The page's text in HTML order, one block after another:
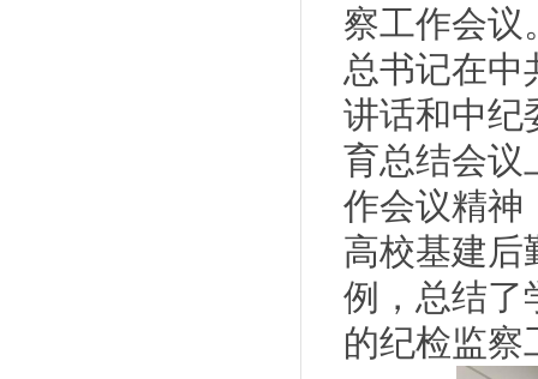
察工作会议
总书记在中
讲话和中纪
育总结会议
作会议精神
高校基建后
例，总结了
的纪检监察